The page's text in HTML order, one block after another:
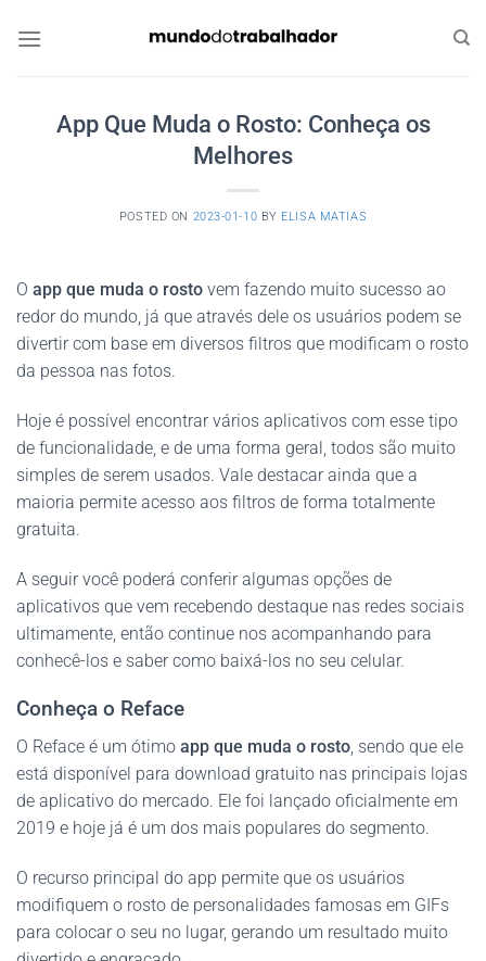
App Que Muda o Rosto: Conheça os
Melhores
POSTED ON 2023-01-10 BY ELISA MATIAS
O app que muda o rosto vem fazendo muito sucesso ao
redor do mundo, já que através dele os usuários podem se
divertir com base em diversos filtros que modificam o rosto
da pessoa nas fotos.
Hoje é possível encontrar vários aplicativos com esse tipo
de funcionalidade, e de uma forma geral, todos são muito
simples de serem usados. Vale destacar ainda que a
maioria permite acesso aos filtros de forma totalmente
gratuita.
A seguir você poderá conferir algumas opções de
aplicativos que vem recebendo destaque nas redes sociais
ultimamente, então continue nos acompanhando para
conhecê-los e saber como baixá-los no seu celular.
Conheça o Reface
O Reface é um ótimo app que muda o rosto, sendo que ele
está disponível para download gratuito nas principais lojas
de aplicativo do mercado. Ele foi lançado oficialmente em
2019 e hoje já é um dos mais populares do segmento.
O recurso principal do app permite que os usuários
modifiquem o rosto de personalidades famosas em GIFs
para colocar o seu no lugar, gerando um resultado muito